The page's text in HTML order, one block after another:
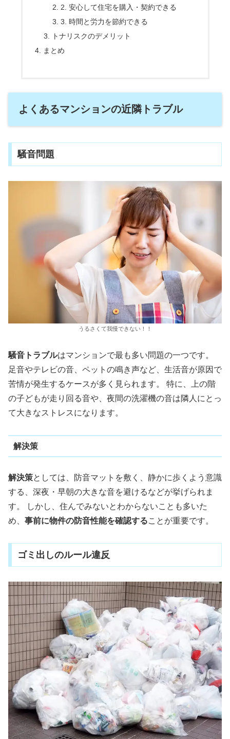
2. 安心して住宅を購入・契約できる
3. 時間と労力を節約できる
トナリスクのデメリット
まとめ
よくあるマンションの近隣トラブル
騒音問題
うるさくて我慢できない！！
騒音トラブルはマンションで最も多い問題の一つです。
足音やテレビの音、ペットの鳴き声など、生活音が原因で
苦情が発生するケースが多く見られます。 特に、上の階
の子どもが走り回る音や、夜間の洗濯機の音は隣人にとっ
て大きなストレスになります。
解決策
解決策としては、防音マットを敷く、静かに歩くよう意識
する、深夜・早朝の大きな音を避けるなどが挙げられま
す。 しかし、住んでみないとわからないことも多いた
め、 事前に物件の防音性能を確認することが重要です。
ゴミ出しのルール違反